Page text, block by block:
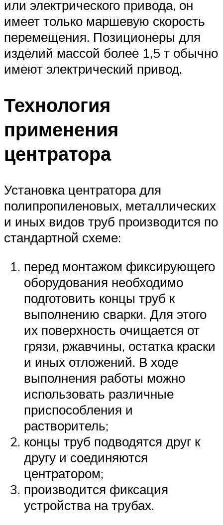
или электрического привода, он
имеет только маршевую скорость
перемещения. Позиционеры для
изделий массой более 1,5 т обычно
имеют электрический привод.
Технология
применения
центратора
Установка центратора для
полипропиленовых, металлических
и иных видов труб производится по
стандартной схеме:
перед монтажом фиксирующего
оборудования необходимо
подготовить концы труб к
выполнению сварки. Для этого
их поверхность очищается от
грязи, ржавчины, остатка краски
и иных отложений. В ходе
выполнения работы можно
использовать различные
приспособления и
растворитель;
концы труб подводятся друг к
другу и соединяются
центратором;
производится фиксация
устройства на трубах.